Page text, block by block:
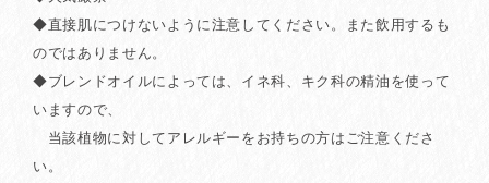
◆直接肌につけないように注意してください。また飲用するも
のではありません。
◆ブレンドオイルによっては、イネ科、キク科の精油を使って
いますので、
当該植物に対してアレルギーをお持ちの方はご注意くださ
い。